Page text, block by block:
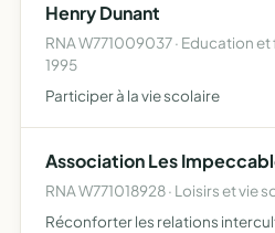
Henry Dunant
RNA W771009037 · Education
1995
Participer à la vie scolaire
Association Les
RNA W771018928 · Loisirs et vie
Réconforter les relations